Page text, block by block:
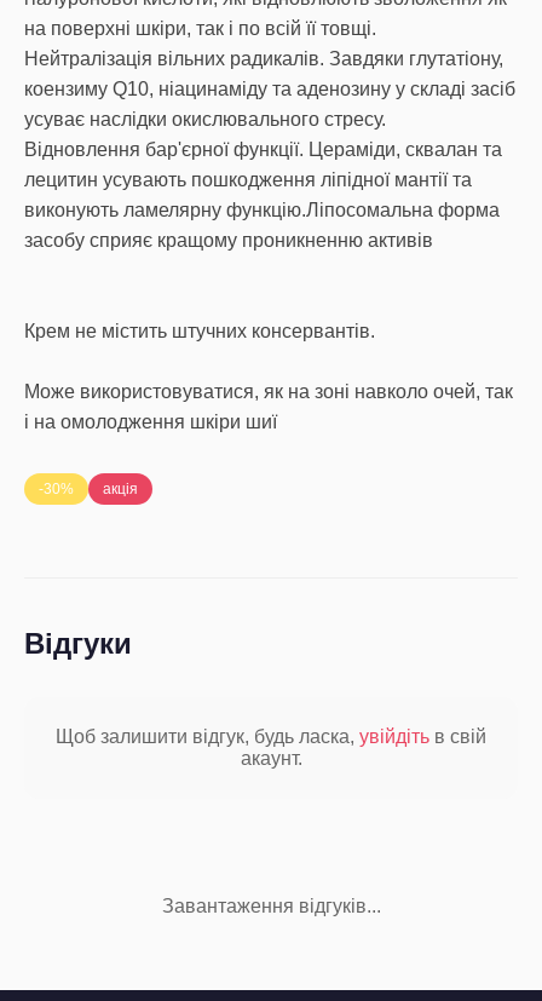
на поверхні шкіри, так і по всій її товщі.
Нейтралізація вільних радикалів. Завдяки глутатіону,
коензиму Q10, ніацинаміду та аденозину у складі засіб
усуває наслідки окислювального стресу.
Відновлення бар'єрної функції. Цераміди, сквалан та
лецитин усувають пошкодження ліпідної мантії та
виконують ламелярну функцію.Ліпосомальна форма
засобу сприяє кращому проникненню активів
Крем не містить штучних консервантів.
Може використовуватися, як на зоні навколо очей, так
і на омолодження шкіри шиї
-30% акція
Відгуки
Щоб залишити відгук, будь ласка, увійдіть в свій
акаунт.
Завантаження відгуків...